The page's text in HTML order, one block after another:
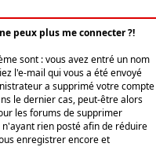
peux plus me connecter ?!
sont : vous avez entré un nom
l'e-mail qui vous a été envoyé
a supprimé votre compte
le dernier cas, peut-être alors
les forums de supprimer
rien posté afin de réduire
enregistrer encore et